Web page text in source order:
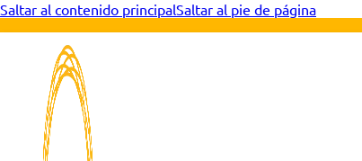
Saltar al contenido principalSaltar al pie de página